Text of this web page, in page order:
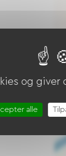
og giver
alle